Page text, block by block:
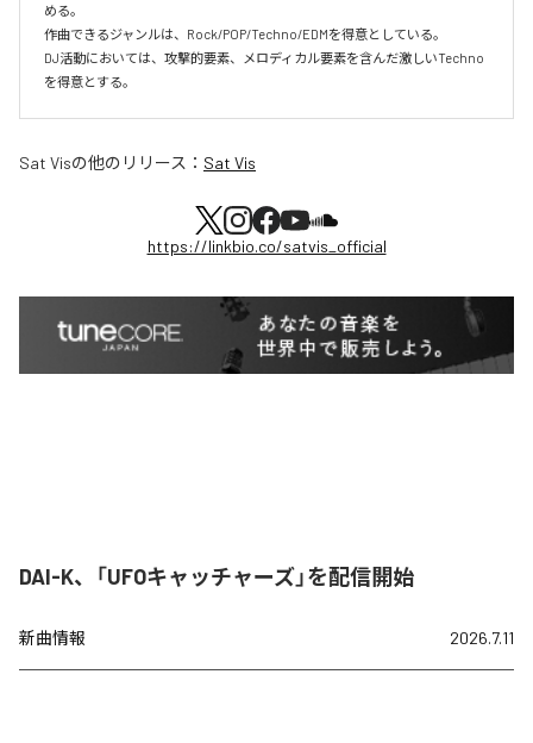
める。
作曲できるジャンルは、Rock/POP/Techno/EDMを得意としている。
DJ活動においては、攻撃的要素、メロディカル要素を含んだ激しいTechno
を得意とする。
Sat Visの他のリリース： Sat Vis
https://linkbio.co/satvis_official
DAI-K、「UFOキャッチャーズ」を配信開始
新曲情報 2026.7.11